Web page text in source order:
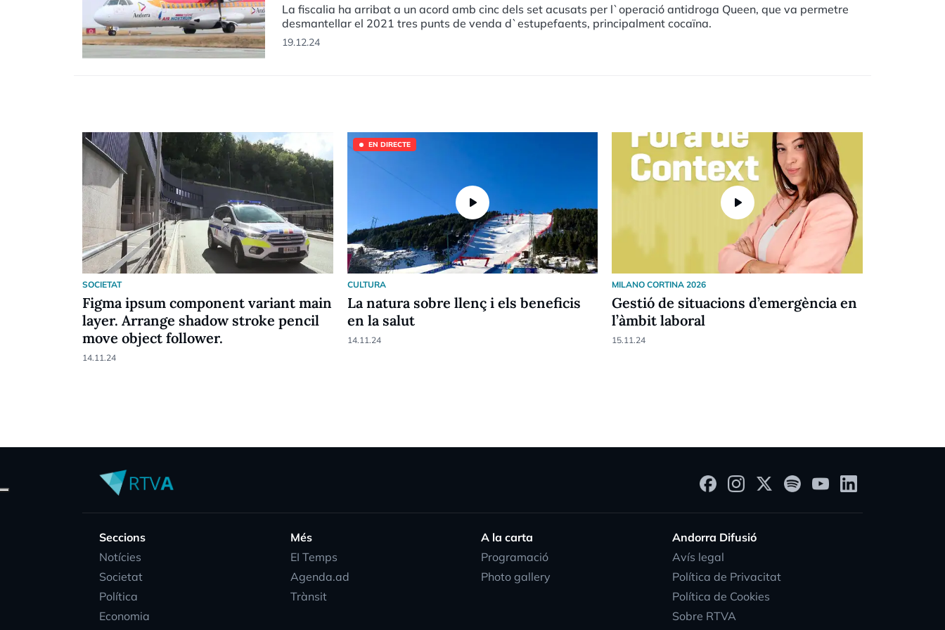
La fiscalia ha arribat a un acord amb cinc dels set acusats per l`operació antidroga Queen, que va permetre
desmantellar el 2021 tres punts de venda d`estupefaents, principalment cocaïna.
19.12.24
SOCIETAT
Figma ipsum component variant main
layer. Arrange shadow stroke pencil
move object follower.
14.11.24
EN DIRECTE
play_arrow
CULTURA
La natura sobre llenç i els beneficis
en la salut
14.11.24
play_arrow
MILANO CORTINA 2026
Gestió de situacions d’emergència en
l’àmbit laboral
15.11.24
Seccions
Notícies
Societat
Política
Economia
Més
EI Temps
Agenda.ad
Trànsit
A la carta
Programació
Photo gallery
Andorra Difusió
Avís legal
Política de Privacitat
Política de Cookies
Sobre RTVA